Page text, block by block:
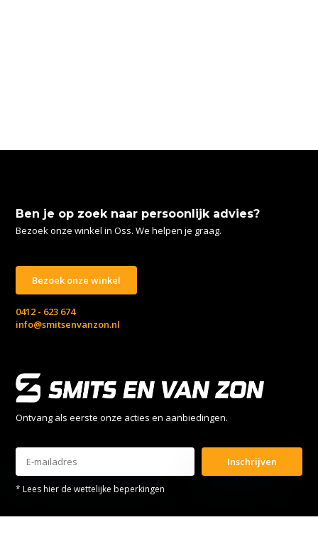
Ben je op zoek naar persoonlijk advies?
Bezoek onze winkel in Oss. We helpen je graag.
Bezoek onze winkel
0412 - 623 674
info@smitsenvanzon.nl
Ontvang als eerste onze acties en aanbiedingen.
Inschrijven
* Lees hier de wettelijke beperkingen